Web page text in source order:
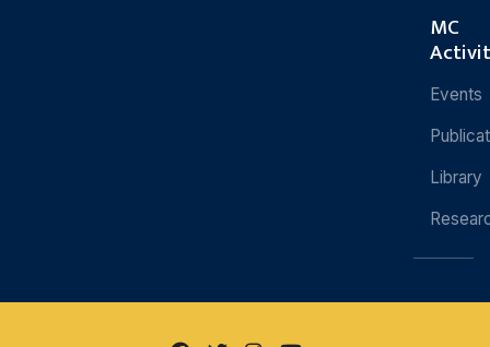
MC
Events
Library